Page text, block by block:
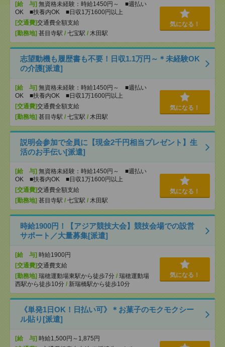
[給 与] 無資格未経験：時給1450円～ ■週払い
OK ■扶養内OK ■日収1万1600円以上
[交通費]交通費全額支給
[勤務地] 甚目寺駅 / 七宝駅 / 木田駅
気になる！
志望動機も履歴書も不要！日収1.1万円～＊未経験OK
の介護[派遣]
[給 与] 無資格未経験：時給1450円～ ■週払い
OK ■扶養内OK ■日収1万1600円以上
[交通費]交通費全額支給
[勤務地] 甚目寺駅 / 七宝駅 / 木田駅
気になる！
説明会参加で全員に【現金2千円相当プレゼント】生
活のお手伝い[派遣]
[給 与] 無資格未経験：時給1450円～ ■週払い
OK ■扶養内OK ■日収1万1600円以上
[交通費]交通費全額支給
[勤務地] 甚目寺駅 / 七宝駅 / 木田駅
気になる！
時給1900円！【アジア競技大会】競技会場での設営
サポート／大量募集[派遣]
[給 与] 時給1900円
[交通費]交通費支給
[勤務地] 瑞穂運動場東駅から徒歩7分 / 瑞穂運動場
西駅から徒歩10分 / 新瑞橋駅から徒歩10分
気になる！
《単発1日OK！日払い可》＊お菓子のモクモクシー
ル貼り[派遣]
[給 与] 時給1,500円～1,875円